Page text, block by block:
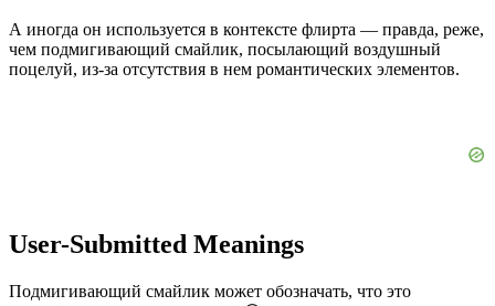
А иногда он используется в контексте флирта — правда, реже,
чем подмигивающий смайлик, посылающий воздушный
поцелуй, из-за отсутствия в нем романтических элементов.
User-Submitted Meanings
Подмигивающий смайлик может обозначать, что это